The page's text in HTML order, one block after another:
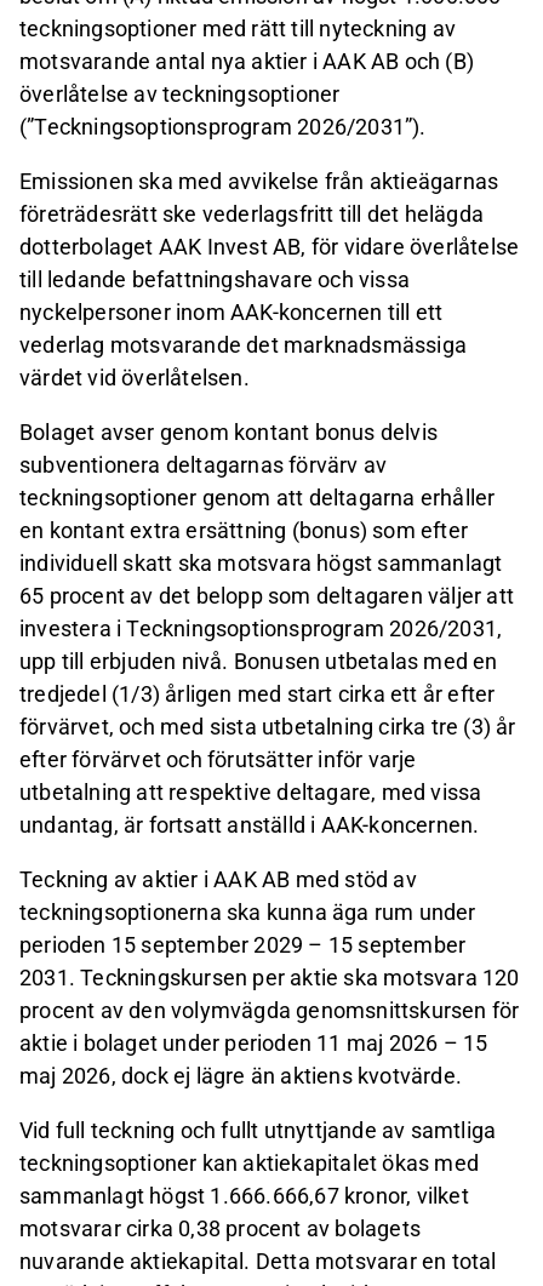
teckningsoptioner med rätt till nyteckning av
motsvarande antal nya aktier i AAK AB och (B)
överlåtelse av teckningsoptioner
(”Teckningsoptionsprogram 2026/2031”).
Emissionen ska med avvikelse från aktieägarnas
företrädesrätt ske vederlagsfritt till det helägda
dotterbolaget AAK Invest AB, för vidare överlåtelse
till ledande befattningshavare och vissa
nyckelpersoner inom AAK-koncernen till ett
vederlag motsvarande det marknadsmässiga
värdet vid överlåtelsen.
Bolaget avser genom kontant bonus delvis
subventionera deltagarnas förvärv av
teckningsoptioner genom att deltagarna erhåller
en kontant extra ersättning (bonus) som efter
individuell skatt ska motsvara högst sammanlagt
65 procent av det belopp som deltagaren väljer att
investera i Teckningsoptionsprogram 2026/2031,
upp till erbjuden nivå. Bonusen utbetalas med en
tredjedel (1/3) årligen med start cirka ett år efter
förvärvet, och med sista utbetalning cirka tre (3) år
efter förvärvet och förutsätter inför varje
utbetalning att respektive deltagare, med vissa
undantag, är fortsatt anställd i AAK-koncernen.
Teckning av aktier i AAK AB med stöd av
teckningsoptionerna ska kunna äga rum under
perioden 15 september 2029 – 15 september
2031. Teckningskursen per aktie ska motsvara 120
procent av den volymvägda genomsnittskursen för
aktie i bolaget under perioden 11 maj 2026 – 15
maj 2026, dock ej lägre än aktiens kvotvärde.
Vid full teckning och fullt utnyttjande av samtliga
teckningsoptioner kan aktiekapitalet ökas med
sammanlagt högst 1.666.666,67 kronor, vilket
motsvarar cirka 0,38 procent av bolagets
nuvarande aktiekapital. Detta motsvarar en total